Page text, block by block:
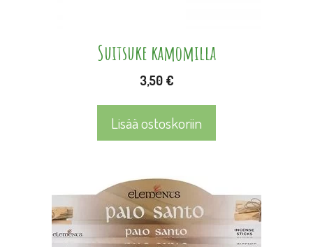
Suitsuke kamomilla
3,50 €
Lisää ostoskoriin